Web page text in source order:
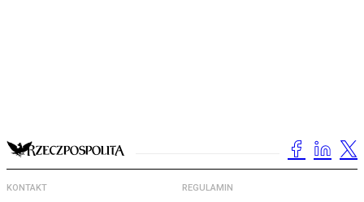
KONTAKT REGULAMIN